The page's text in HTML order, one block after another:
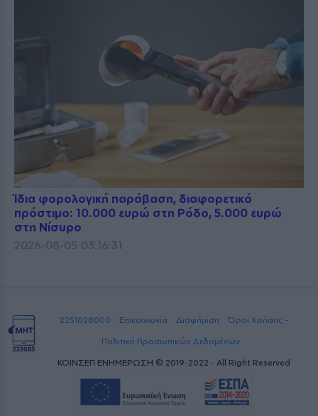
Ίδια φορολογική παράβαση, διαφορετικό
πρόστιμο: 10.000 ευρώ στη Ρόδο, 5.000 ευρώ
στη Νίσυρο
2026-08-05 03:16:31
2251028000 Επικοινωνία Διαφήμιση
Όροι Χρήσης -
Πολιτική Προσωπικών Δεδομένων
ΚΟΙΝΣΕΠ ΕΝΗΜΕΡΩΣΗ © 2019-2022 - All Right Reserved